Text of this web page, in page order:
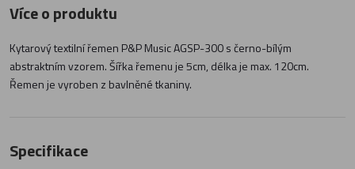
Více o produktu
Kytarový textilní řemen P&P Music AGSP-300 s černo-bílým
abstraktním vzorem. Šířka řemenu je 5cm, délka je max. 120cm.
Řemen je vyroben z bavlněné tkaniny.
Specifikace